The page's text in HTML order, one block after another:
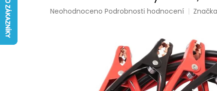
Průměrné
Neohodnoceno Podrobnosti hodnocení